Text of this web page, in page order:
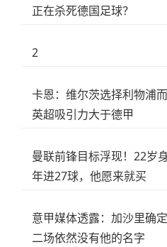
正在杀死德国足球？
2
卡恩：维尔茨选择利物浦
英超吸引力大于德甲
曼联前锋目标浮现！22岁
年进27球，他愿来就买
意甲媒体透露：加沙里确
二场依然没有他的名字